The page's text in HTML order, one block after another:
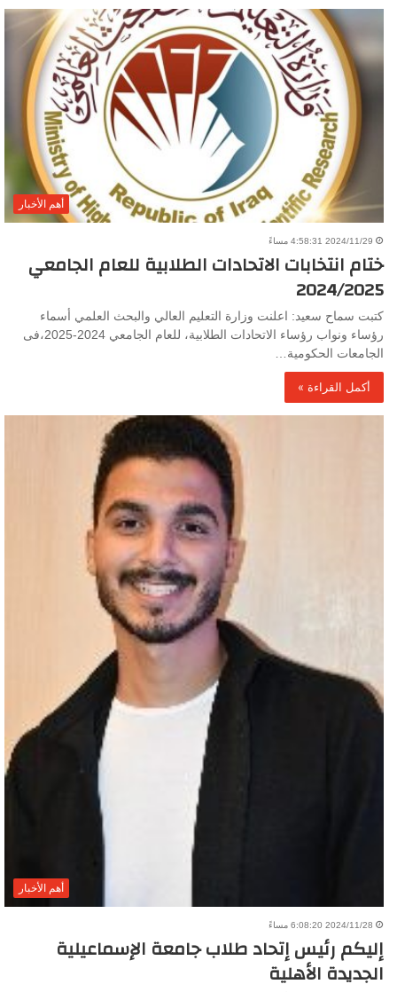
أهم الأخبار
2024/11/29 4:58:31 مساءً
ختام انتخابات الاتحادات الطلابية للعام الجامعي
2024/2025
كتبت سماح سعيد: اعلنت وزارة التعليم العالي والبحث العلمي أسماء
رؤساء ونواب رؤساء الاتحادات الطلابية، للعام الجامعي 2024-2025،فى
الجامعات الحكومية…
أكمل القراءة »
أهم الأخبار
2024/11/28 6:08:20 مساءً
إليكم رئيس إتحاد طلاب جامعة الإسماعيلية
الجديدة الأهلية